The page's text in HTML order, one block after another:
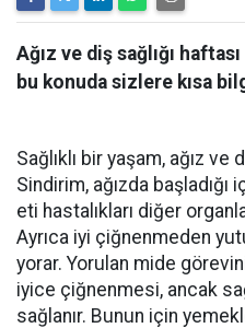
Ağız ve diş sağlığı
bu konuda sizlere kısa
Sağlıklı bir yaşam, ağız ve
Sindirim, ağızda
eti hastalıkları diğer
Ayrıca iyi çiğnenmeden
yorar. Yorulan mide
iyice çiğnenmesi, ancak
sağlanır. Bunun için